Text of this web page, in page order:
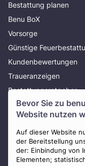
Bevor Sie zu
Website nutzen
Auf dieser Website
der Bereitstellung
der: Einbindung von
Elementen;
Bestattung planen
Benu BoX
Vorsorge
Günstige
Kundenbewertungen
Traueranzeigen
Bestattungsratgeber
Über uns
Presse
AGB
Impressum
Datenschutz